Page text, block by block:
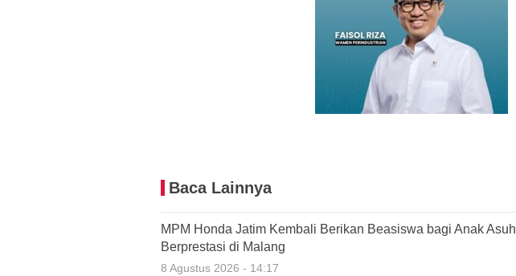
Baca Lainnya
MPM Honda Jatim Kembali Berikan Beasiswa bagi Anak Asuh
Berprestasi di Malang
8 Agustus 2026 - 14:17